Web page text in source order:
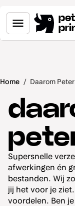
Home / Daarom
Supersnelle
afwerkingen én
bestanden. Wij
jij het voor je
voordelen. Ben